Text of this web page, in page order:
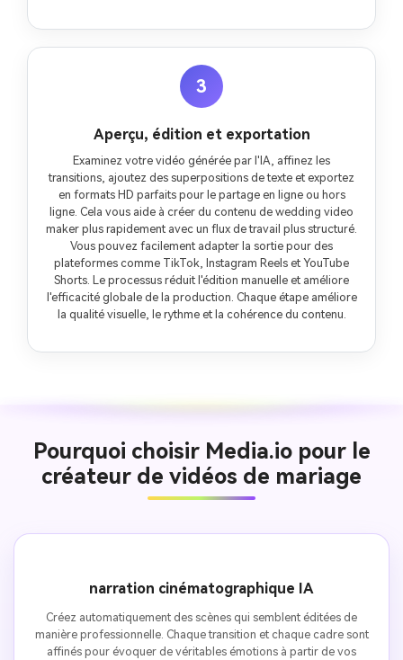
3
Aperçu, édition et exportation
Examinez votre vidéo générée par l'IA, affinez les
transitions, ajoutez des superpositions de texte et exportez
en formats HD parfaits pour le partage en ligne ou hors
ligne. Cela vous aide à créer du contenu de wedding video
maker plus rapidement avec un flux de travail plus structuré.
Vous pouvez facilement adapter la sortie pour des
plateformes comme TikTok, Instagram Reels et YouTube
Shorts. Le processus réduit l'édition manuelle et améliore
l'efficacité globale de la production. Chaque étape améliore
la qualité visuelle, le rythme et la cohérence du contenu.
Pourquoi choisir Media.io pour le
créateur de vidéos de mariage
narration cinématographique IA
Créez automatiquement des scènes qui semblent éditées de
manière professionnelle. Chaque transition et chaque cadre sont
affinés pour évoquer de véritables émotions à partir de vos